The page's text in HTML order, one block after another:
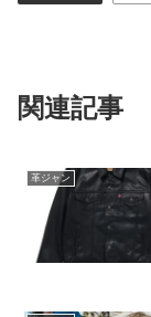
関連記事
革ジャン